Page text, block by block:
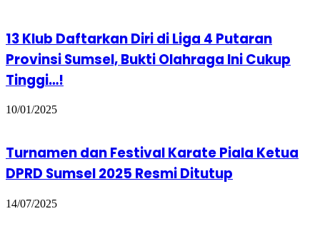
13 Klub Daftarkan Diri di Liga 4 Putaran
Provinsi Sumsel, Bukti Olahraga Ini Cukup
Tinggi…!
10/01/2025
Turnamen dan Festival Karate Piala Ketua
DPRD Sumsel 2025 Resmi Ditutup
14/07/2025